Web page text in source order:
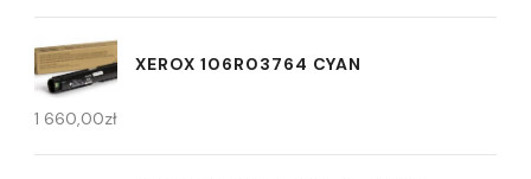
XEROX 106R03764 CYAN
1 660,00zł